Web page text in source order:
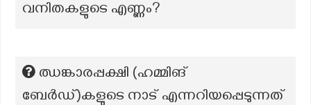
വനിതകളുടെ എണ്ണം?
ഝങ്കാരപ്പക്ഷി (ഹമ്മിങ്
ബേർഡ്)കളുടെ നാട് എന്നറിയപ്പെടുന്നത്